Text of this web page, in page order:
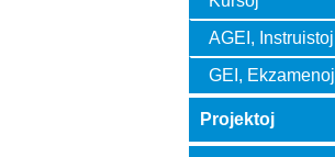
AGEI, Instruistoj
GEI, Ekzamenoj
Projektoj